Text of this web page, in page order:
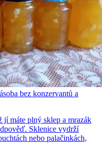
bez konzervantů a
máte plný sklep a mrazák
Sklenice vydrží
nebo palačinkách,